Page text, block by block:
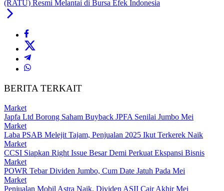
(RATU) Resmi Melantai di Bursa Efek Indonesia
BERITA TERKAIT
Market
Japfa Ltd Borong Saham Buyback JPFA Senilai Jumbo Mei
Market
Laba PSAB Melejit Tajam, Penjualan 2025 Ikut Terkerek Naik
Market
CCSI Siapkan Right Issue Besar Demi Perkuat Ekspansi Bisnis
Market
POWR Tebar Dividen Jumbo, Cum Date Jatuh Pada Mei
Market
Penjualan Mobil Astra Naik, Dividen ASII Cair Akhir Mei